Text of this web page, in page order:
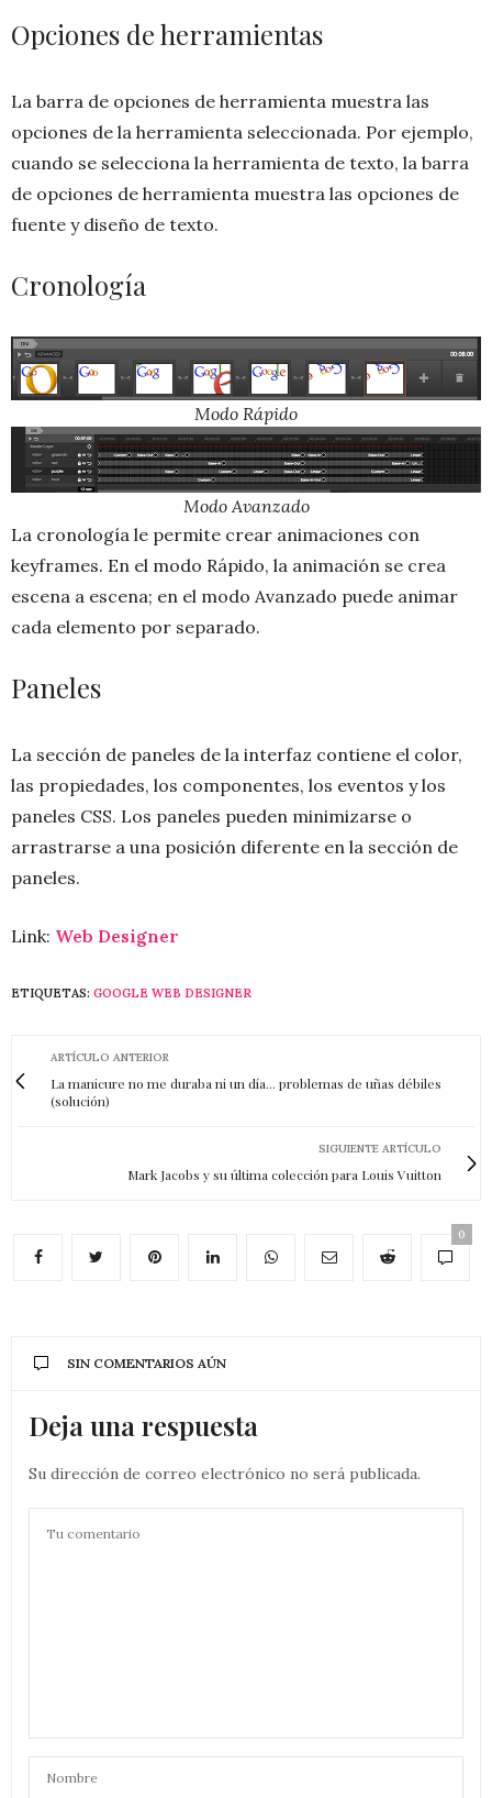
Opciones de herramientas
La barra de opciones de herramienta muestra las
opciones de la herramienta seleccionada. Por ejemplo,
cuando se selecciona la herramienta de texto, la barra
de opciones de herramienta muestra las opciones de
fuente y diseño de texto.
Cronología
Modo Rápido
Modo Avanzado
La cronología le permite crear animaciones con
keyframes. En el modo Rápido, la animación se crea
escena a escena; en el modo Avanzado puede animar
cada elemento por separado.
Paneles
La sección de paneles de la interfaz contiene el color,
las propiedades, los componentes, los eventos y los
paneles CSS. Los paneles pueden minimizarse o
arrastrarse a una posición diferente en la sección de
paneles.
Link: Web Designer
ETIQUETAS: GOOGLE WEB DESIGNER
ARTÍCULO ANTERIOR
La manicure no me duraba ni un día... problemas de uñas débiles
(solución)
SIGUIENTE ARTÍCULO
Mark Jacobs y su última colección para Louis Vuitton
0
SIN COMENTARIOS AÚN
Deja una respuesta
Su dirección de correo electrónico no será publicada.